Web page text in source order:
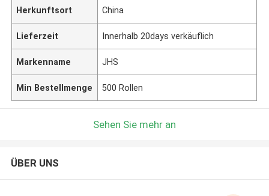
Herkunftsort China
Lieferzeit Innerhalb 20days verkäuflich
Markenname JHS
Min Bestellmenge 500 Rollen
Sehen Sie mehr an
ÜBER UNS